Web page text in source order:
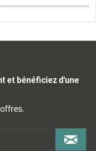
x
et bénéficiez d'une